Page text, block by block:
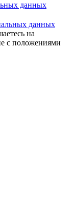
данных
данных
на
с положениями